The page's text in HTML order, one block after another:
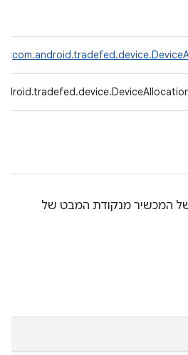
המכשיר מנקודת המבט של